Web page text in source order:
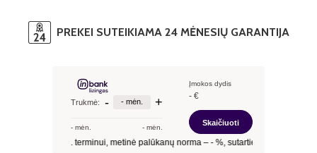
PREKEI SUTEIKIAMA 24 MĖNESIŲ GARANTIJA